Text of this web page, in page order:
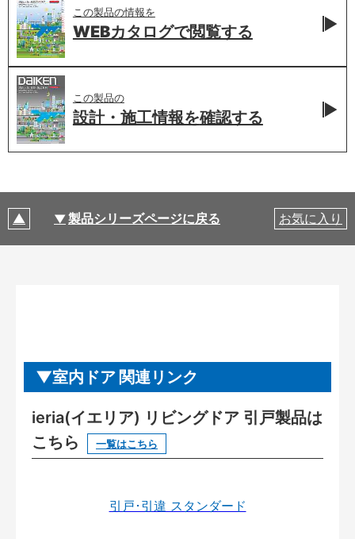
この製品の情報を
WEBカタログで閲覧する
この製品の
設計・施工情報を確認する
製品シリーズページに戻る お気に入り
室内ドア 関連リンク
ieria(イエリア) リビングドア 引戸製品は
こちら
一覧はこちら
引戸･引違 スタンダード